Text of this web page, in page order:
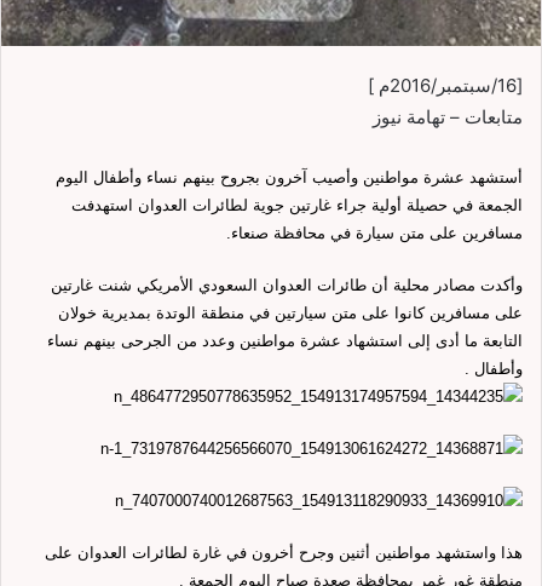
[16/سبتمبر/2016م ]
متابعات – تهامة نيوز
أستشهد عشرة مواطنين وأصيب آخرون بجروح بينهم نساء وأطفال اليوم
الجمعة في حصيلة أولية جراء غارتين جوية لطائرات العدوان استهدفت
مسافرين على متن سيارة في محافظة صنعاء.
وأكدت مصادر محلية أن طائرات العدوان السعودي الأمريكي شنت غارتين
على مسافرين كانوا على متن سيارتين في منطقة الوتدة بمديرية خولان
التابعة ما أدى إلى استشهاد عشرة مواطنين وعدد من الجرحى بينهم نساء
وأطفال .
هذا واستشهد مواطنين أثنين وجرح أخرون في غارة لطائرات العدوان على
منطقة غور غمر بمحافظة صعدة صباح اليوم الجمعة .